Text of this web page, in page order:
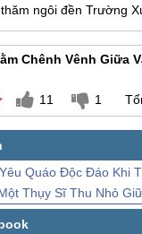
ngôi đền Trường
Chênh Vênh Giữa
11 1
Quáo Độc Đáo Khi
Thụy Sĩ Thu Nhỏ